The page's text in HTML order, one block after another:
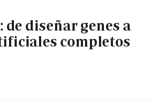
de diseñar genes a
completos